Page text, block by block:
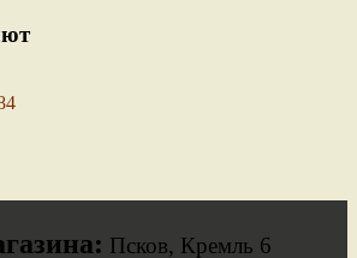
Псков, Кремль 6